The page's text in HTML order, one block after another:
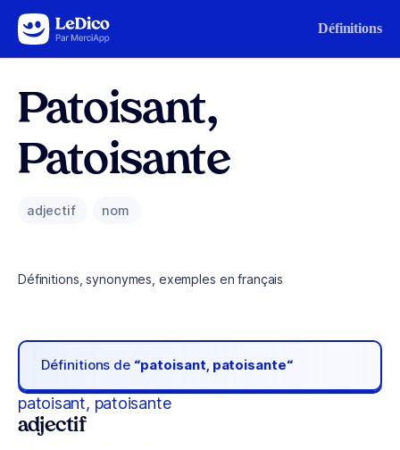
Aller au contenu Définitions
Patoisant,
Patoisante
adjectif nom
Définitions, synonymes, exemples en français
Définitions de “patoisant, patoisante“
patoisant, patoisante
adjectif